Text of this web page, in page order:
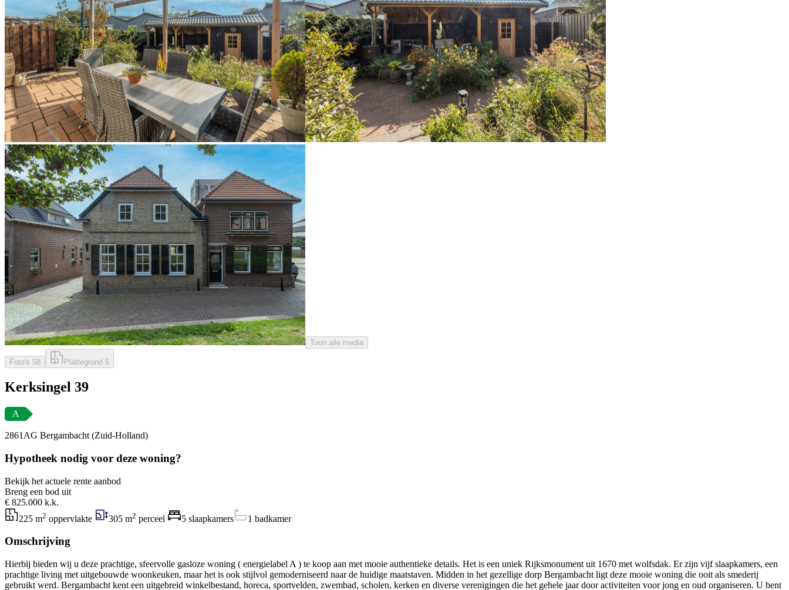
Toon alle media
Foto's 58 Plattegrond 5
Kerksingel 39
A
2861AG Bergambacht (Zuid-Holland)
Hypotheek nodig voor deze woning?
Bekijk het actuele rente aanbod
Breng een bod uit
€ 825.000 k.k.
225 m2 oppervlakte 305 m2 perceel 5 slaapkamers 1 badkamer
Omschrijving
Hierbij bieden wij u deze prachtige, sfeervolle gasloze woning ( energielabel A ) te koop aan met mooie authentieke details. Het is een uniek Rijksmonument uit 1670 met wolfsdak. Er zijn vijf slaapkamers, een
prachtige living met uitgebouwde woonkeuken, maar het is ook stijlvol gemoderniseerd naar de huidige maatstaven. Midden in het gezellige dorp Bergambacht ligt deze mooie woning die ooit als smederij
gebruikt werd. Bergambacht kent een uitgebreid winkelbestand, horeca, sportvelden, zwembad, scholen, kerken en diverse verenigingen die het gehele jaar door activiteiten voor jong en oud organiseren. U bent